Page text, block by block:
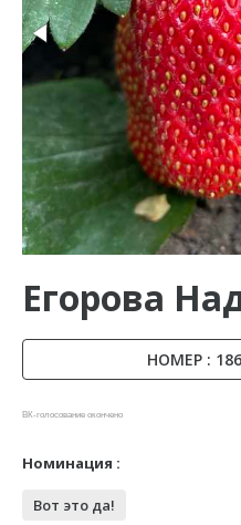
Егорова
НОМЕР :
ВК-голосование окончено
Номинация :
Вот это да!